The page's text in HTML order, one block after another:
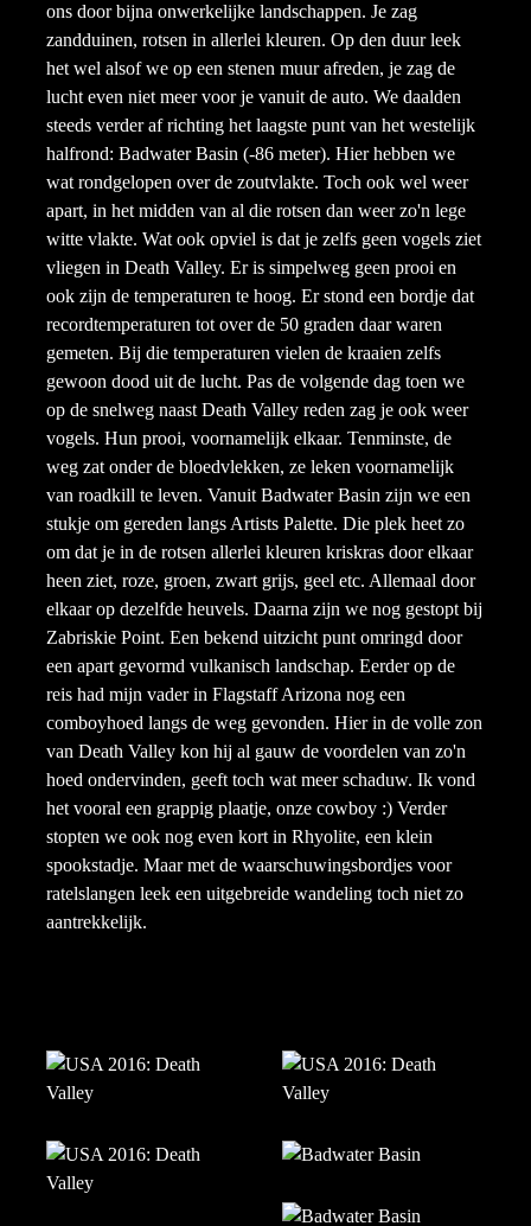
ons door bijna onwerkelijke landschappen. Je zag
zandduinen, rotsen in allerlei kleuren. Op den duur leek
het wel alsof we op een stenen muur afreden, je zag de
lucht even niet meer voor je vanuit de auto. We daalden
steeds verder af richting het laagste punt van het westelijk
halfrond: Badwater Basin (-86 meter). Hier hebben we
wat rondgelopen over de zoutvlakte. Toch ook wel weer
apart, in het midden van al die rotsen dan weer zo'n lege
witte vlakte. Wat ook opviel is dat je zelfs geen vogels ziet
vliegen in Death Valley. Er is simpelweg geen prooi en
ook zijn de temperaturen te hoog. Er stond een bordje dat
recordtemperaturen tot over de 50 graden daar waren
gemeten. Bij die temperaturen vielen de kraaien zelfs
gewoon dood uit de lucht. Pas de volgende dag toen we
op de snelweg naast Death Valley reden zag je ook weer
vogels. Hun prooi, voornamelijk elkaar. Tenminste, de
weg zat onder de bloedvlekken, ze leken voornamelijk
van roadkill te leven. Vanuit Badwater Basin zijn we een
stukje om gereden langs Artists Palette. Die plek heet zo
om dat je in de rotsen allerlei kleuren kriskras door elkaar
heen ziet, roze, groen, zwart grijs, geel etc. Allemaal door
elkaar op dezelfde heuvels. Daarna zijn we nog gestopt bij
Zabriskie Point. Een bekend uitzicht punt omringd door
een apart gevormd vulkanisch landschap. Eerder op de
reis had mijn vader in Flagstaff Arizona nog een
comboyhoed langs de weg gevonden. Hier in de volle zon
van Death Valley kon hij al gauw de voordelen van zo'n
hoed ondervinden, geeft toch wat meer schaduw. Ik vond
het vooral een grappig plaatje, onze cowboy :) Verder
stopten we ook nog even kort in Rhyolite, een klein
spookstadje. Maar met de waarschuwingsbordjes voor
ratelslangen leek een uitgebreide wandeling toch niet zo
aantrekkelijk.